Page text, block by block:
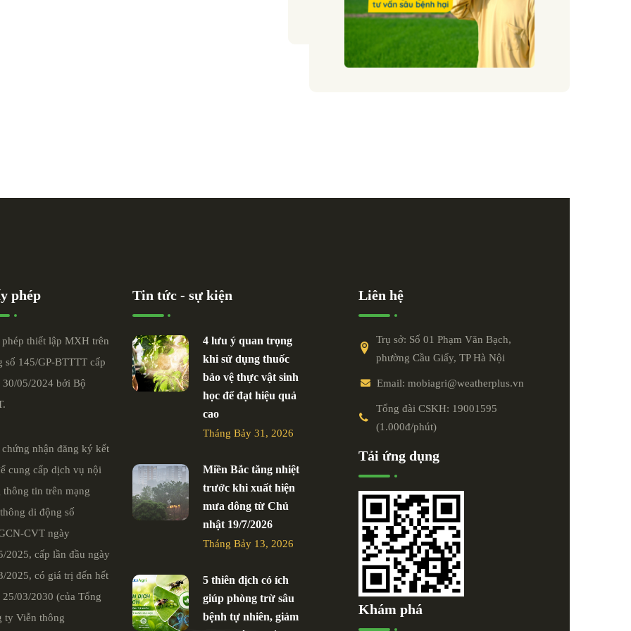
phép
thiết lập MXH trên
số 145/GP-BTTTT cấp
30/05/2024 bởi Bộ
nhận đăng ký kết
cung cấp dịch vụ nội
thông tin trên mạng
di động số
CVT ngày
2025, cấp lần đầu ngày
2025, có giá trị đến hết
25/03/2030 (của Tổng
ty Viễn thông
Tin tức - sự kiện
4 lưu ý quan trọng
khi sử dụng thuốc
bảo vệ thực vật sinh
học để đạt hiệu quả
cao
Tháng Bảy 31, 2026
Miền Bắc tăng nhiệt
trước khi xuất hiện
mưa dông từ Chủ
nhật 19/7/2026
Tháng Bảy 13, 2026
5 thiên địch có ích
giúp phòng trừ sâu
bệnh tự nhiên, giảm
Liên hệ
Trụ sở: Số 01 Phạm Văn Bạch,
phường Cầu Giấy, TP Hà Nội
Email: mobiagri@weatherplus.vn
Tổng đài CSKH: 19001595
(1.000đ/phút)
Tải ứng dụng
Khám phá